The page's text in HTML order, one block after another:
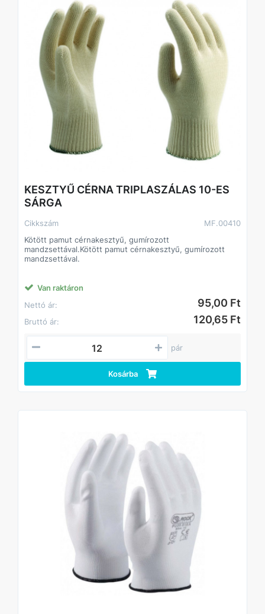
KESZTYŰ CÉRNA TRIPLASZÁLAS 10-ES
SÁRGA
Cikkszám
MF.00410
Kötött pamut cérnakesztyű, gumírozott
mandzsettával.Kötött pamut cérnakesztyű, gumírozott
mandzsettával.
Van raktáron
Nettó ár:
95,00 Ft
Bruttó ár: 120,65 Ft
pár
Kosárba